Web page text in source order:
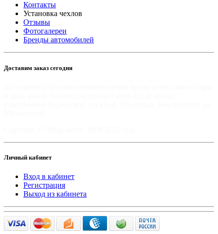
Контакты
Установка чехлов
Отзывы
Фотогалереи
Бренды автомобилей
Доставим заказ сегодня
Личный кабинет
Вход в кабинет
Регистрация
Выход из кабинета